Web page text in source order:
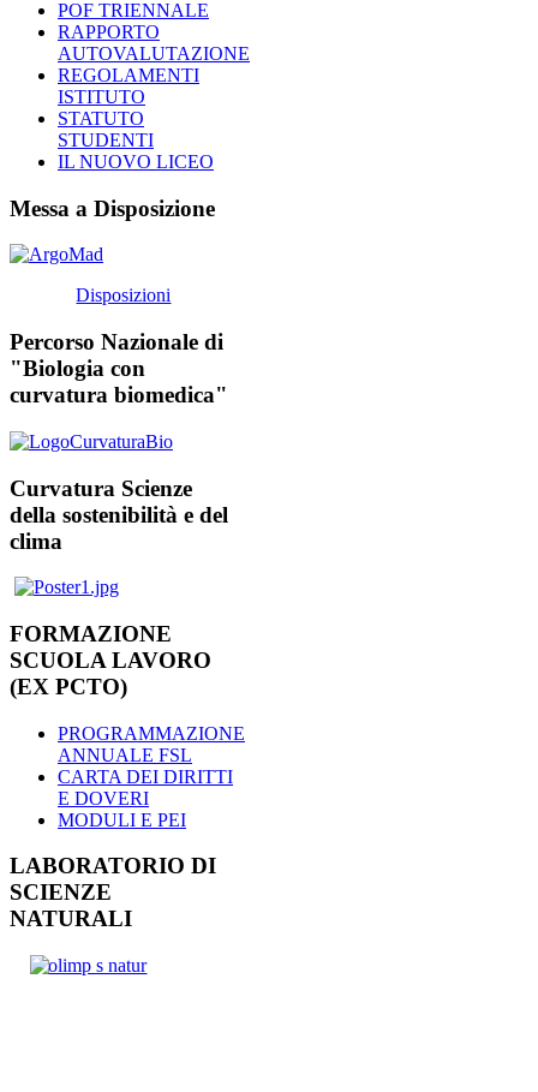
POF TRIENNALE
RAPPORTO
AUTOVALUTAZIONE
REGOLAMENTI
ISTITUTO
STATUTO
STUDENTI
IL NUOVO LICEO
Messa a Disposizione
Disposizioni
Percorso Nazionale di
"Biologia con
curvatura biomedica"
Curvatura Scienze
della sostenibilità e del
clima
FORMAZIONE
SCUOLA LAVORO
(EX PCTO)
PROGRAMMAZIONE
ANNUALE FSL
CARTA DEI DIRITTI
E DOVERI
MODULI E PEI
LABORATORIO DI
SCIENZE
NATURALI